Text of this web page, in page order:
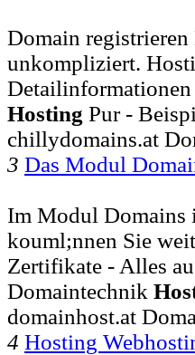
Domain
unkompliziert.
Detailinformationen
Hosting Pur -
chillydomains.at
3 Das Modul
Im Modul Domains
kouml;nnen Sie
Zertifikate - Alles
Domaintechnik
domainhost.at
4 Hosting